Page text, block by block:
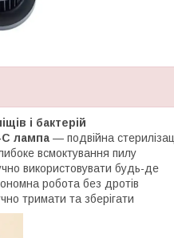
і бактерій
C лампа — подвійна
всмоктування пилу
використовувати будь-де
робота без дротів
тримати та зберігати